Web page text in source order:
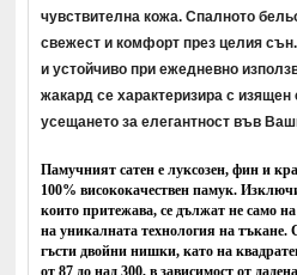
чувствителна кожа. Спалното
свежест и комфорт през целия
и устойчиво при ежедневно
жакард се характеризира с изящен
усещането за елегантност във
Памучният сатен е луксозен, фин и
100% висококачествен памук.
които притежава, се дължат не само
на уникалната технология на тъкане.
гъсти двойни нишки, като на
от 87 до над 300, в зависимост от